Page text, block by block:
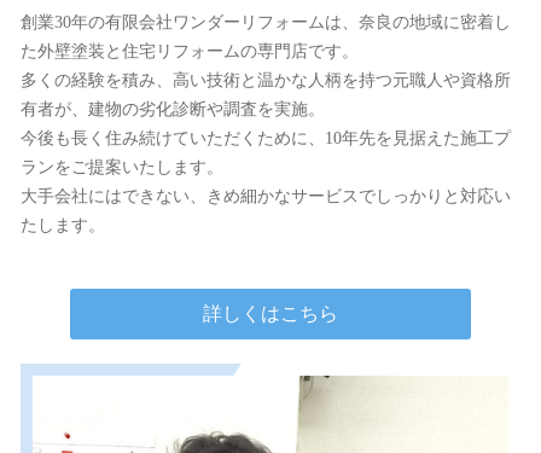
創業30年の有限会社ワンダーリフォームは、奈良の地域に密着し
た外壁塗装と住宅リフォームの専門店です。
多くの経験を積み、高い技術と温かな人柄を持つ元職人や資格所
有者が、建物の劣化診断や調査を実施。
今後も長く住み続けていただくために、10年先を見据えた施工プ
ランをご提案いたします。
大手会社にはできない、きめ細かなサービスでしっかりと対応い
たします。
詳しくはこちら